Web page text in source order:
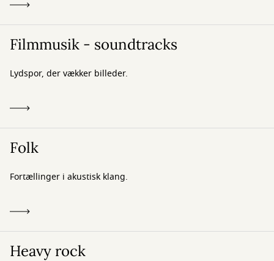
Filmmusik - soundtracks
Lydspor, der vækker billeder.
Folk
Fortællinger i akustisk klang.
Heavy rock